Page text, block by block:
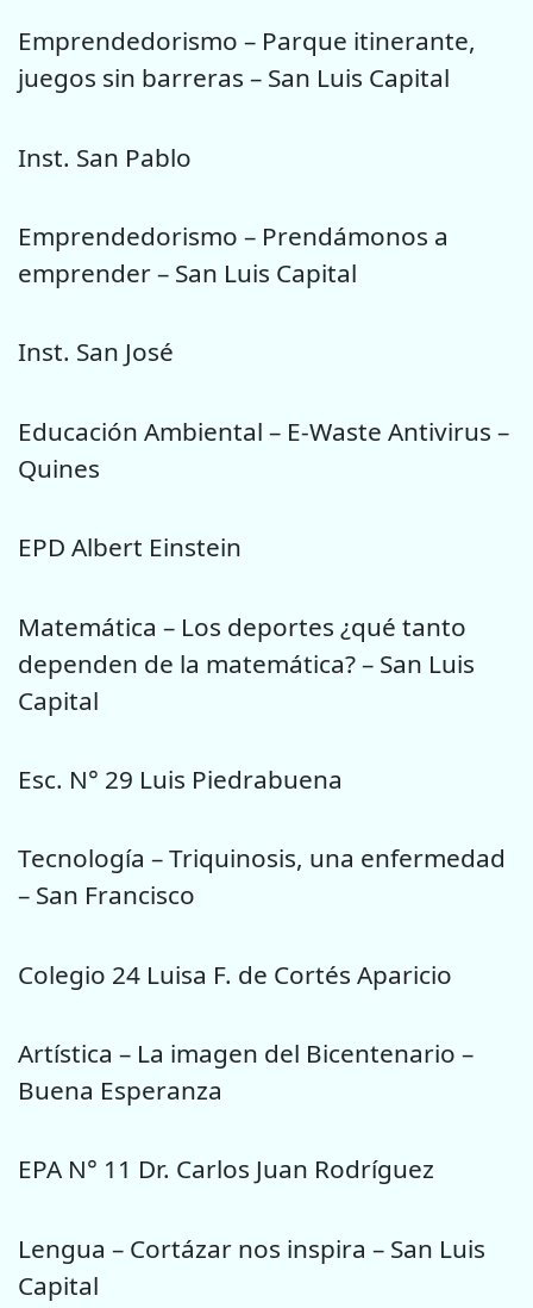
Emprendedorismo – Parque itinerante,
juegos sin barreras – San Luis Capital
Inst. San Pablo
Emprendedorismo – Prendámonos a
emprender – San Luis Capital
Inst. San José
Educación Ambiental – E-Waste Antivirus –
Quines
EPD Albert Einstein
Matemática – Los deportes ¿qué tanto
dependen de la matemática? – San Luis
Capital
Esc. N° 29 Luis Piedrabuena
Tecnología – Triquinosis, una enfermedad
– San Francisco
Colegio 24 Luisa F. de Cortés Aparicio
Artística – La imagen del Bicentenario –
Buena Esperanza
EPA N° 11 Dr. Carlos Juan Rodríguez
Lengua – Cortázar nos inspira – San Luis
Capital